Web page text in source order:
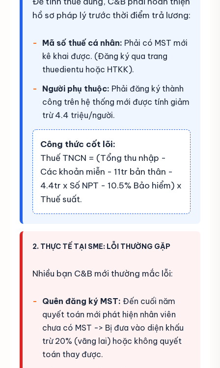
hồ sơ pháp lý trước thời điểm trả lương:
Mã số thuế cá nhân: Phải có MST mới
kê khai được. (Đăng ký qua trang
thuedientu hoặc HTKK).
Người phụ thuộc: Phải đăng ký thành
công trên hệ thống mới được tính giảm
trừ 4.4 triệu/người.
Công thức cốt lõi:
Thuế TNCN = (Tổng thu nhập -
Các khoản miễn - 11tr bản thân -
4.4tr x Số NPT - 10.5% Bảo hiểm) x
Thuế suất.
2. THỰC TẾ TẠI SME: LỖI THƯỜNG GẶP
Nhiều bạn C&B mới thường mắc lỗi:
Quên đăng ký MST: Đến cuối năm
quyết toán mới phát hiện nhân viên
chưa có MST -> Bị đưa vào diện khấu
trừ 20% (vãng lai) hoặc không quyết
toán thay được.